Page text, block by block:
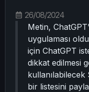
26/08/2024
Metin,
uygulaması
için ChatGPT
dikkat edilmesi
kullanılabilecek
bir listesini